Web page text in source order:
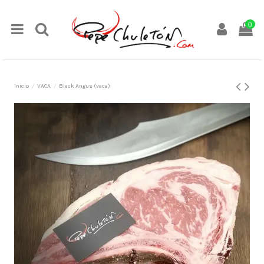
0
Inicio VACA Black Angus (vaca)